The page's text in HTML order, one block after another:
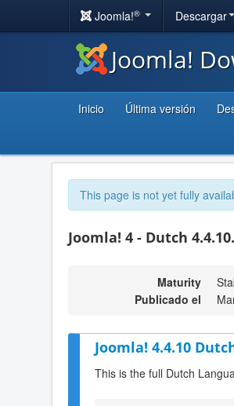
Joomla!® Descargar
Joomla!
Inicio Última versión
This page is not yet fully
Joomla! 4 - Dutch
Maturity
Publicado el
Joomla! 4.4.10
This is the full Dutch